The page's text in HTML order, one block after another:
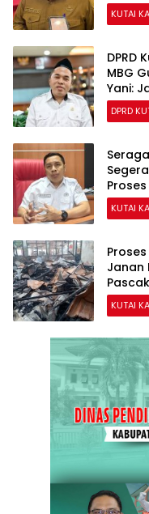
KUTAI
DPRD
MBG
Yani:
DPRD
KUTAI
Janan
KUTAI